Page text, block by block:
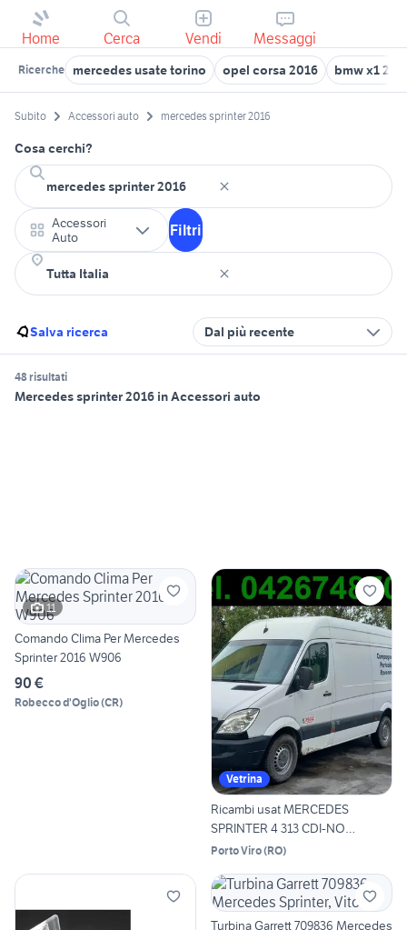
Home Cerca Vendi Messaggi
Ricerche mercedes usate torino opel corsa 2016 bmw x1
Subito Accessori auto mercedes sprinter 2016
Cosa cerchi?
Accessori
Auto
Filtri
Salva ricerca Dal più recente
48 risultati
Mercedes sprinter 2016 in Accessori auto
11
Comando Clima Per Mercedes
Sprinter 2016 W906
90 €
Robecco d'Oglio(CR)
Vetrina
Ricambi usat MERCEDES
SPRINTER 4 313 CDI-NO
MOTORE
Porto Viro(RO)
Turbina Garrett 709836 Mercedes